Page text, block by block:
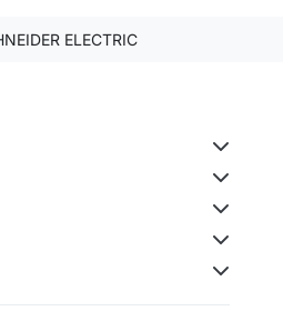
ELECTRIC